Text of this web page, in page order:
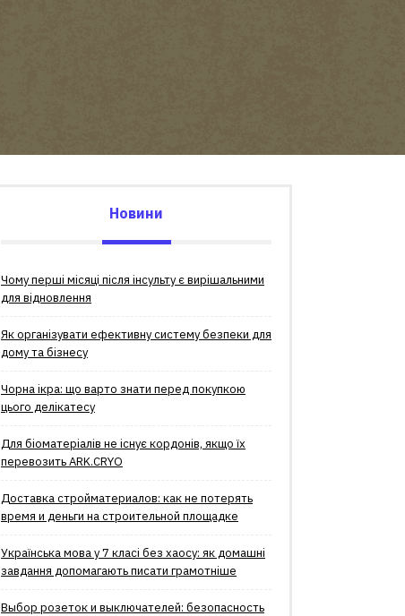
Новини
Чому перші місяці після інсульту є вирішальними
для відновлення
Як організувати ефективну систему безпеки для
дому та бізнесу
Чорна ікра: що варто знати перед покупкою
цього делікатесу
Для біоматеріалів не існує кордонів, якщо їх
перевозить ARK.CRYO
Доставка стройматериалов: как не потерять
время и деньги на строительной площадке
Українська мова у 7 класі без хаосу: як домашні
завдання допомагають писати грамотніше
Выбор розеток и выключателей: безопасность